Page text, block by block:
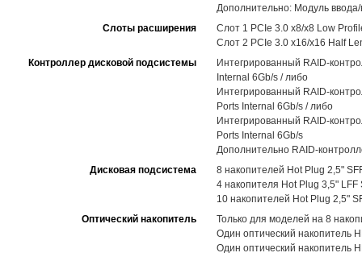
Дополнительно: Модуль
Слоты расширения
Слот 1 PCIe 3.0 x8/x8 Low
Слот 2 PCIe 3.0 x16/x16 Half
Контроллер дисковой подсистемы
Интегрированный RAID-
Internal 6Gb/s / либо
Интегрированный RAID-
Ports Internal 6Gb/s / либо
Интегрированный RAID-
Ports Internal 6Gb/s
Дополнительно RAID-
Дисковая подсистема
8 накопителей Hot Plug 2,5"
4 накопителя Hot Plug 3,5" LFF
10 накопителей Hot Plug 2,5"
Оптический накопитель
Только для моделей на 8
Один оптический накопитель
Один оптический накопитель